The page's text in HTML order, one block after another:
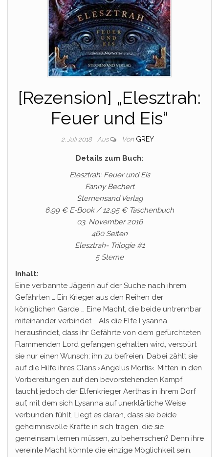
[Rezension] „Elesztrah:
Feuer und Eis“
2. Juli 2018 Aus Von GREY
Details zum Buch:
Elesztrah: Feuer und Eis
Fanny Bechert
Sternensand Verlag
6,99 € E-Book / 12,95 € Taschenbuch
03. November 2016
460 Seiten
Elesztrah- Trilogie #1
5 Sterne
Inhalt:
Eine verbannte Jägerin auf der Suche nach ihrem
Gefährten … Ein Krieger aus den Reihen der
königlichen Garde … Eine Macht, die beide untrennbar
miteinander verbindet … Als die Elfe Lysanna
herausfindet, dass ihr Gefährte von dem gefürchteten
Flammenden Lord gefangen gehalten wird, verspürt
sie nur einen Wunsch: ihn zu befreien. Dabei zählt sie
auf die Hilfe ihres Clans ›Angelus Mortis‹. Mitten in den
Vorbereitungen auf den bevorstehenden Kampf
taucht jedoch der Elfenkrieger Aerthas in ihrem Dorf
auf, mit dem sich Lysanna auf unerklärliche Weise
verbunden fühlt. Liegt es daran, dass sie beide
geheimnisvolle Kräfte in sich tragen, die sie
gemeinsam lernen müssen, zu beherrschen? Denn ihre
vereinte Macht könnte die einzige Möglichkeit sein,